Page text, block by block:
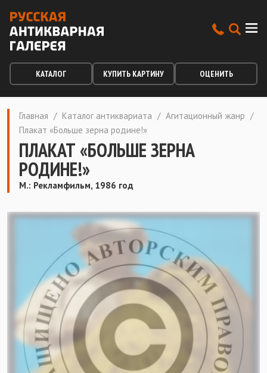
КАТАЛОГ КУПИТЬ КАРТИНУ ОЦЕНИТЬ
Главная / Каталог антиквариата / Агитационный жанр /
Плакат «Больше зерна родине!»
ПЛАКАТ «БОЛЬШЕ ЗЕРНА
РОДИНЕ!»
М.: Рекламфильм, 1986 год